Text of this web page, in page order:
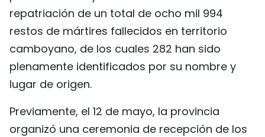
repatriación de un total de ocho mil 994
restos de mártires fallecidos en territorio
camboyano, de los cuales 282 han sido
plenamente identificados por su nombre y
lugar de origen.
Previamente, el 12 de mayo, la provincia
organizó una ceremonia de recepción de los